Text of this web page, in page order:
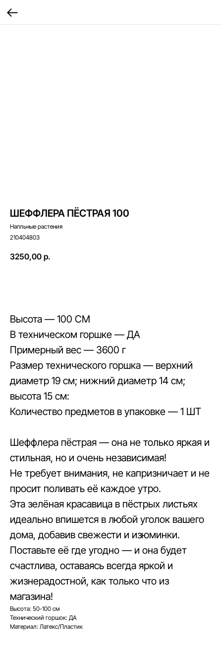
ШЕФФЛЕРА ПЁСТРАЯ 100
Напльные растения
210404803
3250,00 р.
Высота — 100 СМ
В техническом горшке — ДА
Примерный вес — 3600 г
Размер технического горшка — верхний
диаметр 19 см; нижний диаметр 14 см;
высота 15 см:
Количество предметов в упаковке — 1 ШТ
Шеффлера пёстрая — она не только яркая и
стильная, но и очень независимая!
Не требует внимания, не капризничает и не
просит поливать её каждое утро.
Эта зелёная красавица в пёстрых листьях
идеально впишется в любой уголок вашего
дома, добавив свежести и изюминки.
Поставьте её где угодно — и она будет
счастлива, оставаясь всегда яркой и
жизнерадостной, как только что из
магазина!
Высота: 50-100 см
Технический горшок: ДА
Материал: Латекс/Пластик